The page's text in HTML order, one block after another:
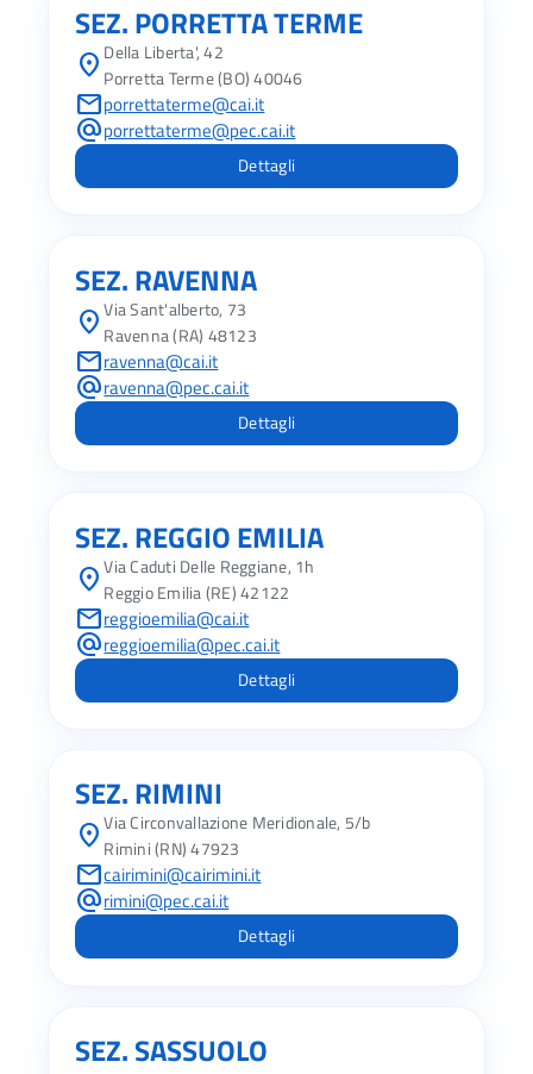
SEZ. PORRETTA TERME
location_on Della Liberta', 42
Porretta Terme (BO) 40046
mailporrettaterme@cai.it
alternate_emailporrettaterme@pec.cai.it
Dettagli
SEZ. RAVENNA
location_onVia Sant'alberto, 73
Ravenna (RA) 48123
mailravenna@cai.it
alternate_emailravenna@pec.cai.it
Dettagli
SEZ. REGGIO EMILIA
location_onVia Caduti Delle Reggiane, 1h
Reggio Emilia (RE) 42122
mailreggioemilia@cai.it
alternate_emailreggioemilia@pec.cai.it
Dettagli
SEZ. RIMINI
location_onVia Circonvallazione Meridionale, 5/b
Rimini (RN) 47923
mailcairimini@cairimini.it
alternate_emailrimini@pec.cai.it
Dettagli
SEZ. SASSUOLO